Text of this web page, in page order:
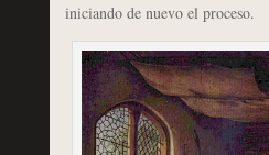
iniciando de nuevo el proceso.